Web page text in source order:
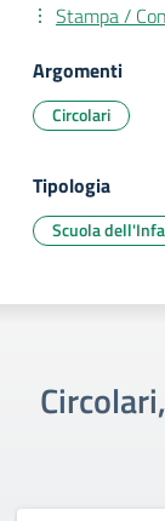
Stampa /
Argomenti
Circolari
Tipologia
Scuola